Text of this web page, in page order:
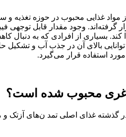
کند. بسیاری از افرادی که به
بالای آن در جذب آب و
استفاده قرار می‌گیرد.
محبوب شده است؟
غذای اصلی تمد ن‌های آزتک و